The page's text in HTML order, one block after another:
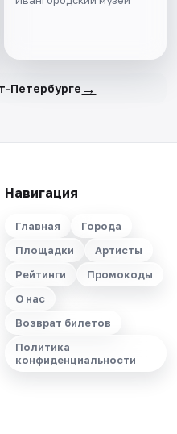
Петербурге →
Навигация
Главная
Города
Площадки
Артисты
Рейтинги
Промокоды
О нас
Возврат билетов
Политика
конфиденциальности